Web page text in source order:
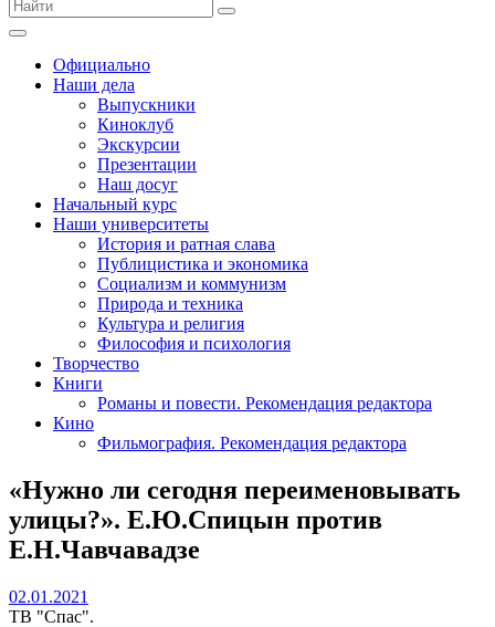
Официально
Наши дела
Выпускники
Киноклуб
Экскурсии
Презентации
Наш досуг
Начальный курс
Наши университеты
История и ратная слава
Публицистика и экономика
Социализм и коммунизм
Природа и техника
Культура и религия
Философия и психология
Творчество
Книги
Романы и повести. Рекомендация редактора
Кино
Фильмография. Рекомендация редактора
«Нужно ли сегодня переименовывать
улицы?». Е.Ю.Спицын против
Е.Н.Чавчавадзе
02.01.2021
ТВ "Спас".